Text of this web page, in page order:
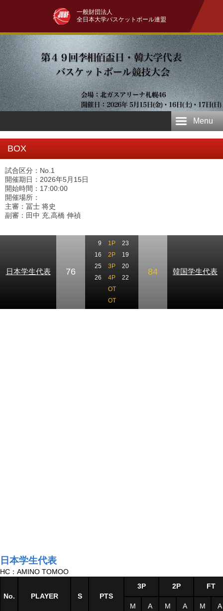
一般財団法人
全日本大学バスケットボール連盟
Menu
BOX
試合区分：No.1
開催期日：2026年5月15日
開始時間：17:00:00
開催場所：
主審：冨士 将史
副審：田中 充,高橋 伸禎
日本学生代表 76
9 1P
23
16
2P
19
25
3P
20
26
4P
22
OT
OT
84 韓国学生代表
日本学生代表
HC：AMINO TOMOO
No. PLAYER S PTS
3P 2P FT
M A M A M A